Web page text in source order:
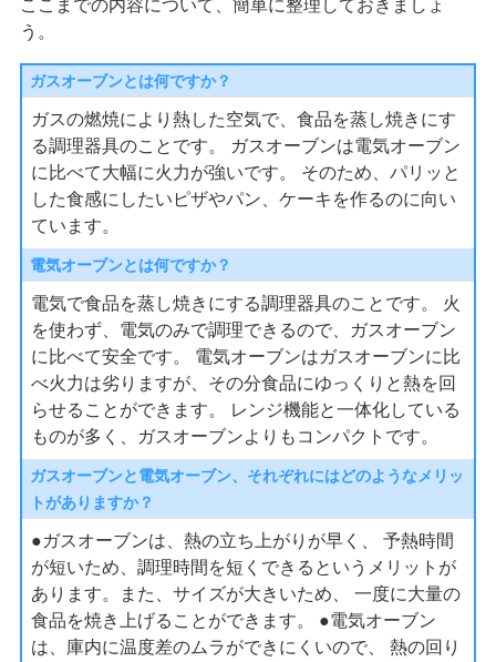
ここまでの内容について、簡単に整理しておきましょ
う。
ガスオーブンとは何ですか？
ガスの燃焼により熱した空気で、食品を蒸し焼きにす
る調理器具のことです。 ガスオーブンは電気オーブン
に比べて大幅に火力が強いです。 そのため、パリッと
した食感にしたいピザやパン、ケーキを作るのに向い
ています。
電気オーブンとは何ですか？
電気で食品を蒸し焼きにする調理器具のことです。 火
を使わず、電気のみで調理できるので、ガスオーブン
に比べて安全です。 電気オーブンはガスオーブンに比
べ火力は劣りますが、その分食品にゆっくりと熱を回
らせることができます。 レンジ機能と一体化している
ものが多く、ガスオーブンよりもコンパクトです。
ガスオーブンと電気オーブン、それぞれにはどのようなメリッ
トがありますか？
●ガスオーブンは、熱の立ち上がりが早く、 予熱時間
が短いため、調理時間を短くできるというメリットが
あります。また、サイズが大きいため、 一度に大量の
食品を焼き上げることができます。 ●電気オーブン
は、庫内に温度差のムラができにくいので、 熱の回り